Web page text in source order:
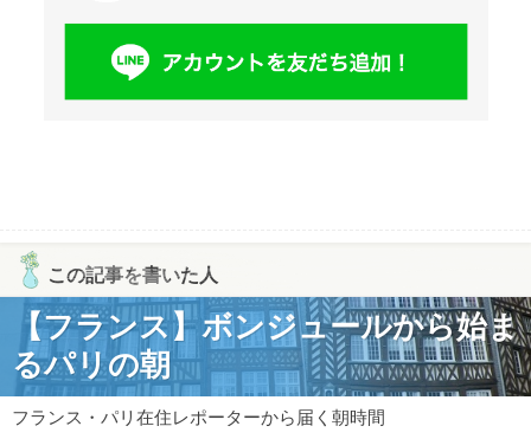
この記事を書いた人
【フランス】ボンジュールから始ま
るパリの朝
フランス・パリ在住レポーターから届く朝時間